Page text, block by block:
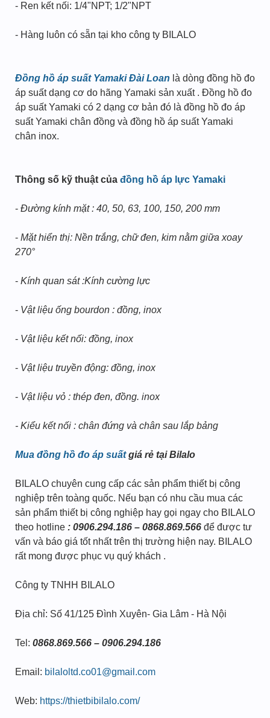
- Ren kết nối: 1/4"NPT; 1/2"NPT
- Hàng luôn có sẵn tại kho công ty BILALO
Đồng hồ áp suất Yamaki Đài Loan là dòng đồng hồ đo
áp suất dạng cơ do hãng Yamaki sản xuất . Đồng hồ đo
áp suất Yamaki có 2 dạng cơ bản đó là đồng hồ đo áp
suất Yamaki chân đồng và đồng hồ áp suất Yamaki
chân inox.
Thông số kỹ thuật của đồng hồ áp lực Yamaki
- Đường kính mặt : 40, 50, 63, 100, 150, 200 mm
- Mặt hiển thị: Nền trắng, chữ đen, kim nằm giữa xoay
270°
- Kính quan sát :Kính cường lực
- Vật liệu ống bourdon : đồng, inox
- Vật liệu kết nối: đồng, inox
- Vật liệu truyền động: đồng, inox
- Vật liệu vỏ : thép đen, đồng. inox
- Kiểu kết nối : chân đứng và chân sau lắp bảng
Mua đồng hồ đo áp suấtgiá rẻ tại Bilalo
BILALO chuyên cung cấp các sản phẩm thiết bị công
nghiệp trên toàng quốc. Nếu bạn có nhu cầu mua các
sản phẩm thiết bị công nghiệp hay gọi ngay cho BILALO
theo hotline : 0906.294.186 – 0868.869.566 để được tư
vấn và báo giá tốt nhất trên thị trường hiện nay. BILALO
rất mong được phục vụ quý khách .
Công ty TNHH BILALO
Địa chỉ: Số 41/125 Đình Xuyên- Gia Lâm - Hà Nội
Tel: 0868.869.566 – 0906.294.186
Email: bilaloltd.co01@gmail.com
Web: https://thietbibilalo.com/